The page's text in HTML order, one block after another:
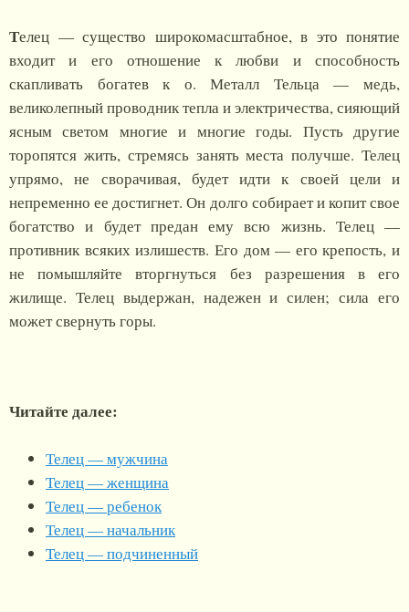
Телец — существо широкомасштабное, в это понятие
входит и его отношение к любви и способность
скапливать богатев к о. Металл Тельца — медь,
великолепный проводник тепла и электричества, сияющий
ясным светом многие и многие годы. Пусть другие
торопятся жить, стремясь занять места получше. Телец
упрямо, не сворачивая, будет идти к своей цели и
непременно ее достигнет. Он долго собирает и копит свое
богатство и будет предан ему всю жизнь. Телец —
противник всяких излишеств. Его дом — его крепость, и
не помышляйте вторгнуться без разрешения в его
жилище. Телец выдержан, надежен и силен; сила его
может свернуть горы.
Читайте далее:
Телец — мужчина
Телец — женщина
Телец — ребенок
Телец — начальник
Телец — подчиненный